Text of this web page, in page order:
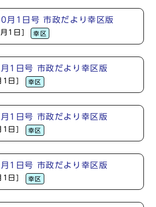
月1日号 市政だより幸区版
1日] 幸区
1日号 市政だより幸区版
日] 幸区
1日号 市政だより幸区版
日] 幸区
1日号 市政だより幸区版
日] 幸区